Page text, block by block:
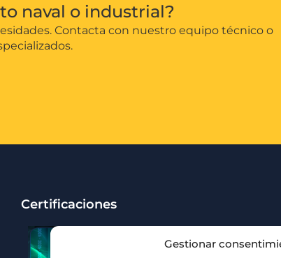
Gestionar
naval o industrial?
Contacta con nuestro equipo técnico o
Certificaciones